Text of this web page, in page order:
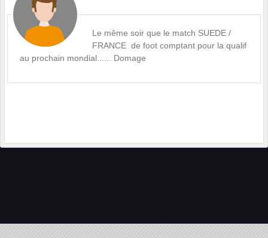
Le même soir que le match SUEDE /
FRANCE de foot comptant pour la qualif
au prochain mondial...... Domage